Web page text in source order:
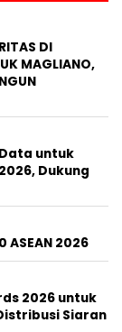
DI
MAGLIANO,
untuk
Dukung
ASEAN 2026
2026 untuk
Siaran